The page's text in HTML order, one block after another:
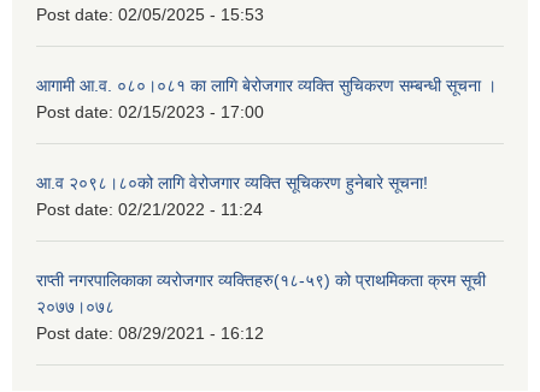
Post date: 02/05/2025 - 15:53
आगामी आ.व. ०८०।०८१ का लागि बेरोजगार व्यक्ति सुचिकरण सम्बन्धी सूचना ।
Post date: 02/15/2023 - 17:00
आ.व २०९८।८०को लागि वेरोजगार व्यक्ति सूचिकरण हुनेबारे सूचना!
Post date: 02/21/2022 - 11:24
राप्ती नगरपालिकाका व्यरोजगार व्यक्तिहरु(१८-५९) को प्राथमिकता क्रम सूची
२०७७।०७८
Post date: 08/29/2021 - 16:12